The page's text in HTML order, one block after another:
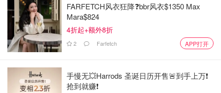
FARFETCH风衣狂降❓bbr风衣$1350 Max
Mara$824
4折起+额外8折
2 Farfetch APP打开
手慢无💥Harrods 圣诞日历开售🚨到手上万❗️
抢到就赚❗️